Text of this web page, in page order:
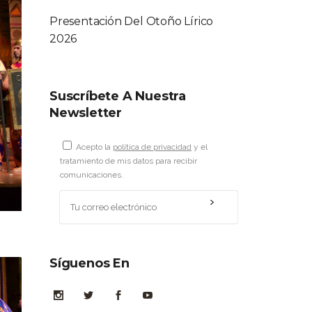
Presentación Del Otoño Lírico
2026
Suscríbete A Nuestra
Newsletter
Acepto la política de privacidad y el
tratamiento de mis datos para recibir
comunicaciones.
Síguenos En